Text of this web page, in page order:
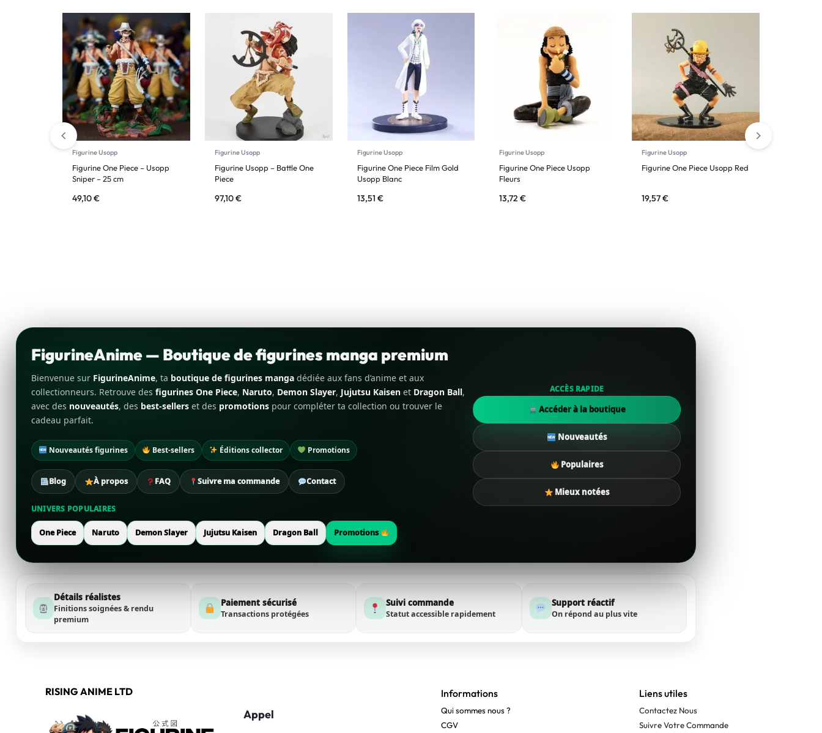
Figurine Usopp
Figurine One Piece – Usopp
Sniper – 25 cm
49,10€
Figurine Usopp
Figurine Usopp – Battle One
Piece
97,10€
Figurine Usopp
Figurine One Piece Film Gold
Usopp Blanc
13,51 €
Figurine Usopp
Figurine One Piece Usopp
Fleurs
13,72€
Figurine Usopp
Figurine One Piece Usopp Red
19,57€
FigurineAnime — Boutique de figurines manga premium
Bienvenue sur FigurineAnime, ta boutique de figurines manga dédiée aux fans d’anime et aux
collectionneurs. Retrouve des figurines One Piece, Naruto, Demon Slayer, Jujutsu Kaisen et Dragon Ball,
avec des nouveautés, des best-sellers et des promotions pour compléter ta collection ou trouver le
cadeau parfait.
Nouveautés figurines Best-sellers Éditions collector Promotions
Blog À propos FAQ Suivre ma commande Contact
UNIVERS POPULAIRES
One Piece Naruto Demon Slayer Jujutsu Kaisen Dragon Ball Promotions
ACCÈS RAPIDE
Accéder à la boutique
Nouveautés
Populaires
Mieux notées
Détails réalistes
Finitions soignées & rendu
premium
Paiement sécurisé
Transactions protégées
Suivi commande
Statut accessible rapidement
Support réactif
On répond au plus vite
RISING ANIME LTD
Appel
Informations
Qui sommes nous ?
CGV
Liens utiles
Contactez Nous
Suivre Votre Commande